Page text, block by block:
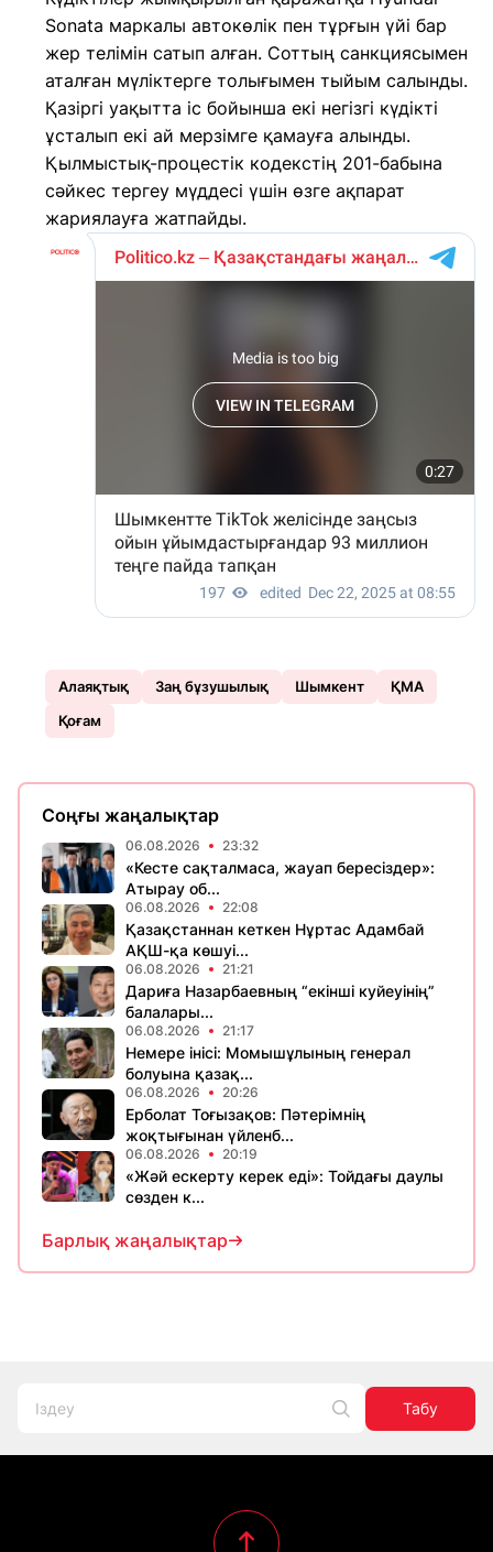
Sonata маркалы автокөлік пен тұрғын үйі бар
жер телімін сатып алған. Соттың санкциясымен
аталған мүліктерге толығымен тыйым салынды.
Қазіргі уақытта іс бойынша екі негізгі күдікті
ұсталып екі ай мерзімге қамауға алынды.
Қылмыстық-процестік кодекстің 201-бабына
сәйкес тергеу мүддесі үшін өзге ақпарат
жариялауға жатпайды.
Алаяқтық Заң бұзушылық Шымкент
ҚМА
Қоғам
Соңғы жаңалықтар
06.08.2026 23:32
«Кесте сақталмаса, жауап бересіздер»:
Атырау об...
06.08.2026 22:08
Қазақстаннан кеткен Нұртас Адамбай
АҚШ-қа көшуі...
06.08.2026 21:21
Дариға Назарбаевның “екінші куйеуінің”
балалары...
06.08.2026 21:17
Немере інісі: Момышұлының генерал
болуына қазақ...
06.08.2026 20:26
Ерболат Тоғызақов: Пәтерімнің
жоқтығынан үйленб...
06.08.2026 20:19
«Жәй ескерту керек еді»: Тойдағы даулы
сөзден к...
Барлық жаңалықтар
Табу